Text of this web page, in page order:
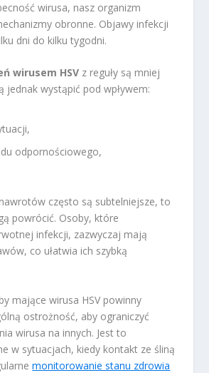
wirusa, nasz organizm
obronne. Objawy infekcji
dni do kilku tygodni.
wirusem HSV z reguły są mniej
jednak wystąpić pod wpływem:
odpornościowego,
często są subtelniejsze, to
powrócić. Osoby, które
infekcji, zazwyczaj mają
co ułatwia ich szybką
mające wirusa HSV powinny
ostrożność, aby ograniczyć
wirusa na innych. Jest to
w sytuacjach, kiedy kontakt ze śliną
monitorowanie stanu zdrowia